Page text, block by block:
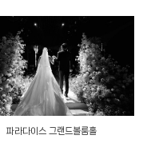
파라다이스 그랜드볼룸홀